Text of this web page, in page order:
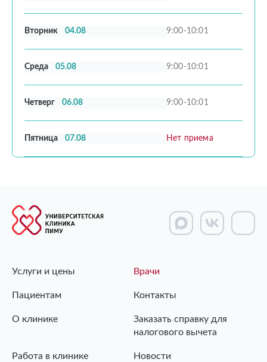
Вторник 04.08 9:00-10:01
Среда 05.08 9:00-10:01
Четверг 06.08 9:00-10:01
Пятница 07.08 Нет приема
Услуги и цены Врачи
Пациентам Контакты
О клинике
Заказать справку для
налогового вычета
Работа в клинике Новости